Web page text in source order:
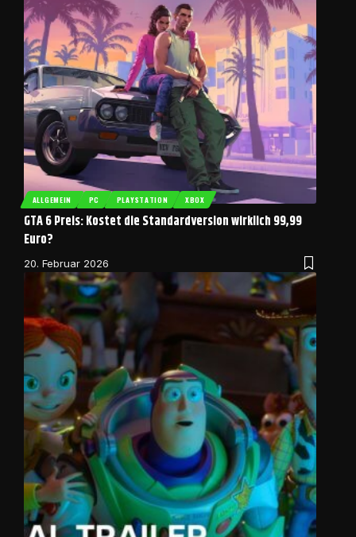
ALLGEMEIN PC PLAYSTATION XBOX
GTA 6 Preis: Kostet die Standardversion wirklich 99,99
Euro?
20. Februar 2026